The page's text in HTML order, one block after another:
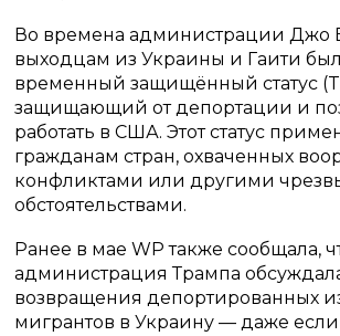
Во времена администрации Джо
выходцам из Украины и Гаити
временный защищённый статус
защищающий от депортации и
работать в США. Этот статус
гражданам стран, охваченных
конфликтами или другими
обстоятельствами.
Ранее в мае WP также сообщала,
администрация Трампа
возвращения депортированных
мигрантов в Украину — даже